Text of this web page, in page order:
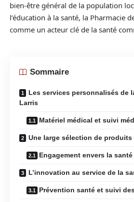
bien-être général de la population
l’éducation à la santé, la Pharmacie
comme un acteur clé de la santé
Sommaire
Les services personnalisés de
Larris
Matériel médical et suivi
Une large sélection de produits
Engagement envers la
L’innovation au service de la
Prévention santé et suivi